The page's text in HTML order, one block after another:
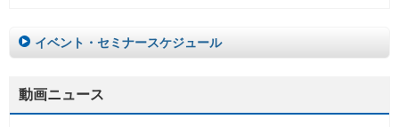
イベント・セミナースケジュール
動画ニュース